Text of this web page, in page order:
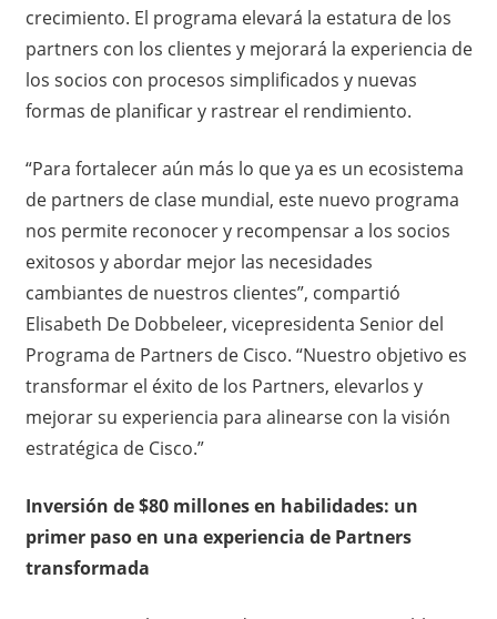
crecimiento. El programa elevará la estatura de los
partners con los clientes y mejorará la experiencia de
los socios con procesos simplificados y nuevas
formas de planificar y rastrear el rendimiento.
“Para fortalecer aún más lo que ya es un ecosistema
de partners de clase mundial, este nuevo programa
nos permite reconocer y recompensar a los socios
exitosos y abordar mejor las necesidades
cambiantes de nuestros clientes”, compartió
Elisabeth De Dobbeleer, vicepresidenta Senior del
Programa de Partners de Cisco. “Nuestro objetivo es
transformar el éxito de los Partners, elevarlos y
mejorar su experiencia para alinearse con la visión
estratégica de Cisco.”
Inversión de $80 millones en habilidades: un
primer paso en una experiencia de Partners
transformada